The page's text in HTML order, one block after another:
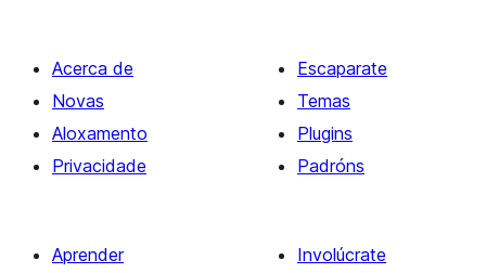
Acerca de
Novas
Aloxamento
Privacidade
Escaparate
Temas
Plugins
Padróns
Aprender
Involúcrate